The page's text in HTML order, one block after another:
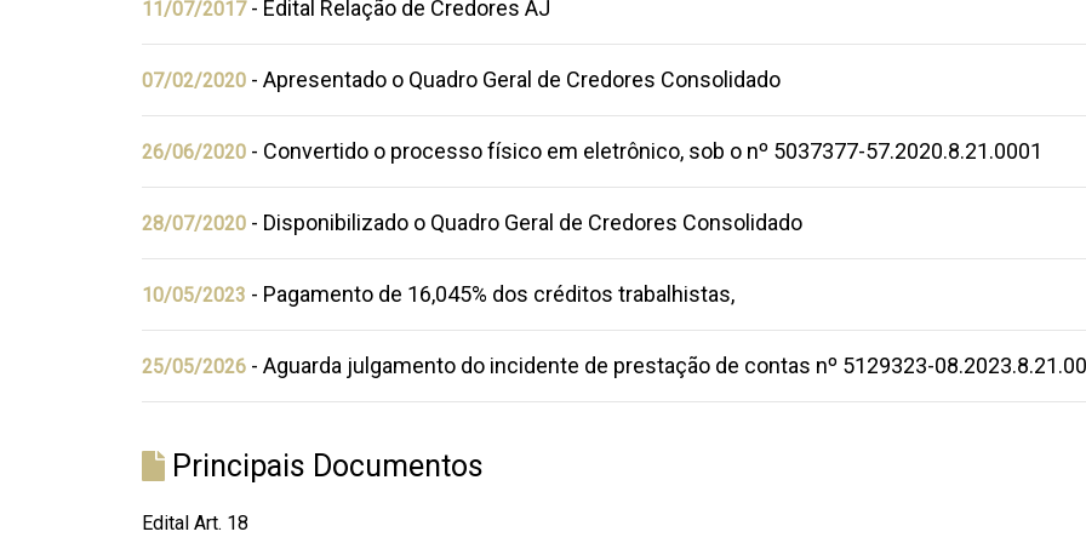
11/07/2017- Edital Relação de Credores AJ
07/02/2020 - Apresentado o Quadro Geral de Credores Consolidado
26/06/2020 - Convertido o processo físico em eletrônico, sob o nº 5037377-57.2020.8.21.0001
28/07/2020 - Disponibilizado o Quadro Geral de Credores Consolidado
10/05/2023 - Pagamento de 16,045% dos créditos trabalhistas,
25/05/2026 - Aguarda julgamento do incidente de prestação de contas nº 5129323-
Principais Documentos
Edital Art. 18